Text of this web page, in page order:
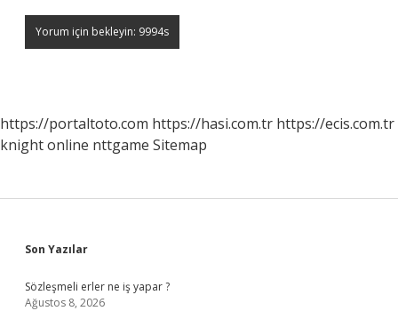
https://portaltoto.com https://hasi.com.tr https://ecis.com.tr
knight online nttgame Sitemap
Sidebar
Son Yazılar
Sözleşmeli erler ne iş yapar ?
Ağustos 8, 2026